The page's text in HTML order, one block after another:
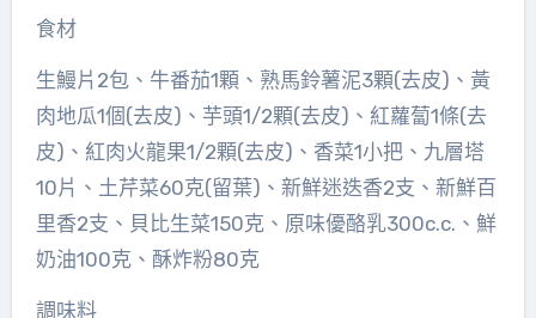
食材
生鰻片2包、牛番茄1顆、熟馬鈴薯泥3顆(去皮)、黃
肉地瓜1個(去皮)、芋頭1/2顆(去皮)、紅蘿蔔1條(去
皮)、紅肉火龍果1/2顆(去皮)、香菜1小把、九層塔
10片、土芹菜60克(留葉)、新鮮迷迭香2支、新鮮百
里香2支、貝比生菜150克、原味優酪乳300c.c.、鮮
奶油100克、酥炸粉80克
調味料